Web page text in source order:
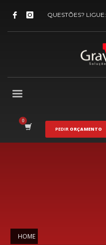
QUESTÕES? LIGUE:
PEDIR ORÇAMENTO
HOME